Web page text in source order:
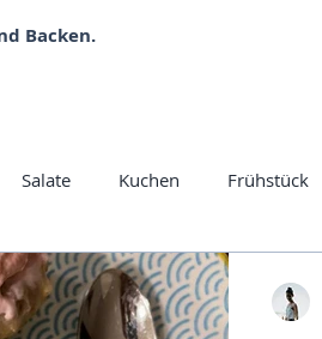
Backen.
Salate Kuchen Frühstück
Rohkost Yummi